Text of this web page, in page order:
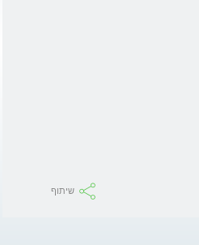
שיתוף